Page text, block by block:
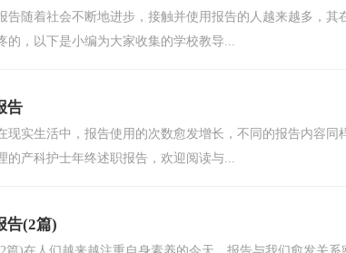
告随着社会不断地进步，接触并使用报告的人越来越多，其
的，以下是小编为大家收集的学校教导...
告
现实生活中，报告使用的次数愈发增长，不同的报告内容
的产科护士年终述职报告，欢迎阅读与...
告(2篇)